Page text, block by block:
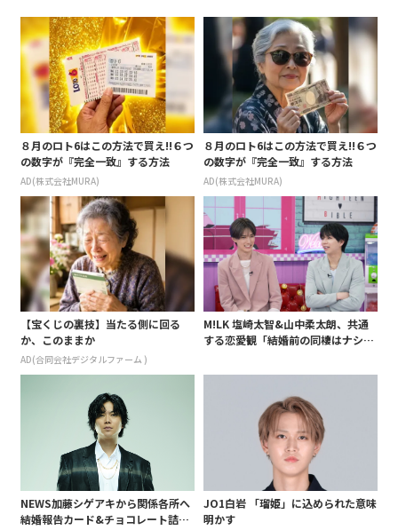
白 後遺症も語る
８月のロト6はこの方法で買え!!６つ
の数字が『完全一致』する方法
AD(株式会社MURA)
８月のロト6はこの方法で買え!!６つ
の数字が『完全一致』する方法
AD(株式会社MURA)
【宝くじの裏技】当たる側に回る
か、このままか
AD(合同会社デジタルファーム )
M!LK 塩崎太智&山中柔太朗、共通
する恋愛観「結婚前の同棲はナシ」
NEWS加藤シゲアキから関係各所へ
結婚報告カード&チョコレート詰め
JO1白岩 「瑠姫」に込められた意味
明かす